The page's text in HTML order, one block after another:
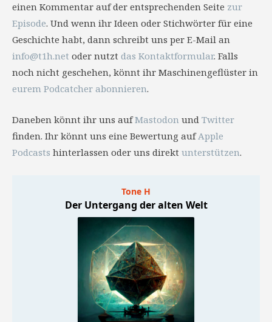
einen Kommentar auf der entsprechenden Seite zur
Episode. Und wenn ihr Ideen oder Stichwörter für eine
Geschichte habt, dann schreibt uns per E-Mail an
info@t1h.net oder nutzt das Kontaktformular. Falls
noch nicht geschehen, könnt ihr Maschinengeflüster in
eurem Podcatcher abonnieren.
Daneben könnt ihr uns aufMastodon und Twitter
finden. Ihr könnt uns eine Bewertung aufApple
Podcasts hinterlassen oder uns direkt unterstützen.